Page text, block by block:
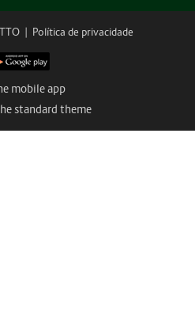
| Política de privacidade
mobile app
standard theme